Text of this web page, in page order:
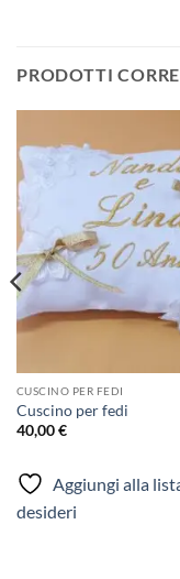
PRODOTTI
CUSCINO PER FEDI
Cuscino per fedi
40,00€
Aggiungi alla
desideri